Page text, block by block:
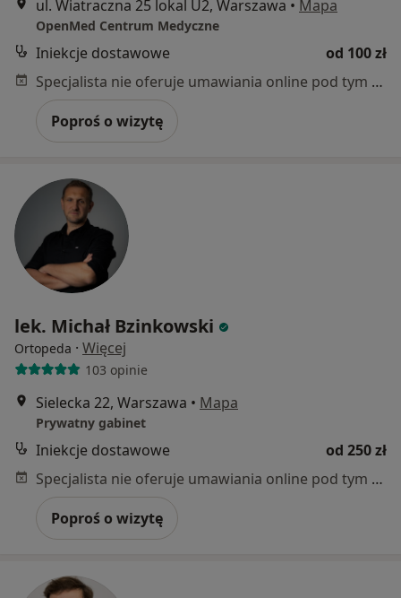
ul. Wiatraczna 25 lokal U2, Warszawa • Mapa
OpenMed Centrum Medyczne
Iniekcje dostawowe
od 100 zł
Specjalista nie oferuje umawiania online pod tym adresem.
Poproś o wizytę
lek. Michał Bzinkowski
Ortopeda · Więcej
103 opinie
Sielecka 22, Warszawa • Mapa
Prywatny gabinet
Iniekcje dostawowe
od 250 zł
Specjalista nie oferuje umawiania online pod tym adresem.
Poproś o wizytę